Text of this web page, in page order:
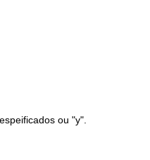
ou "y".